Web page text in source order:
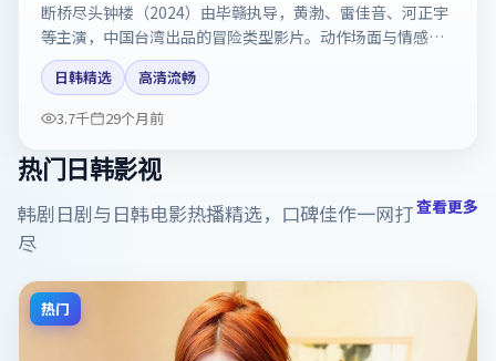
断桥尽头钟楼（2024）由毕赣执导，黄渤、雷佳音、河正宇
等主演，中国台湾出品的冒险类型影片。动作场面与情感戏
比例拿捏得当。剧情简介与主创信息可供检索参考，上映日
期以片方资料为准。
日韩精选
高清流畅
3.7千
29个月前
热门日韩影视
韩剧日剧与日韩电影热播精选，口碑佳作一网打
尽
查看更多
热门